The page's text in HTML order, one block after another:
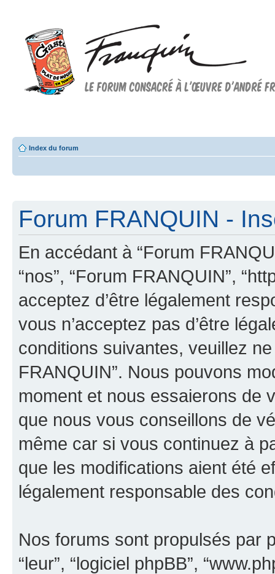
Index du forum
Forum FRANQUIN -
En accédant à “Forum
“nos”, “Forum FRANQUIN”,
acceptez d’être légalement
vous n’acceptez pas d’être
conditions suivantes, veuillez
FRANQUIN”. Nous pouvons
moment et nous essaierons de
que nous vous conseillons de
même car si vous continuez à
que les modifications aient été
légalement responsable des
Nos forums sont propulsés par
“leur”, “logiciel phpBB”,